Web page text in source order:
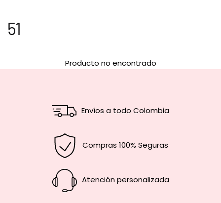
51
Producto no encontrado
Envíos a todo Colombia
Compras 100% Seguras
Atención personalizada